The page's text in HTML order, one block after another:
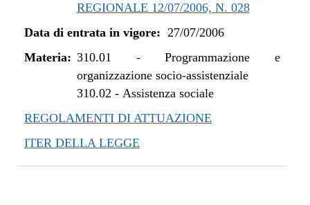
REGIONALE 12/07/2006, N. 028
Data di entrata in vigore: 27/07/2006
Materia: 310.01 -Programmazione e
organizzazione socio-assistenziale
310.02 - Assistenza sociale
REGOLAMENTI DI ATTUAZIONE
ITER DELLA LEGGE